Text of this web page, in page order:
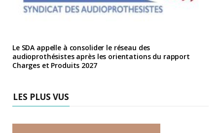
Le SDA appelle à consolider le réseau des
audioprothésistes après les orientations du rapport
Charges et Produits 2027
LES PLUS VUS